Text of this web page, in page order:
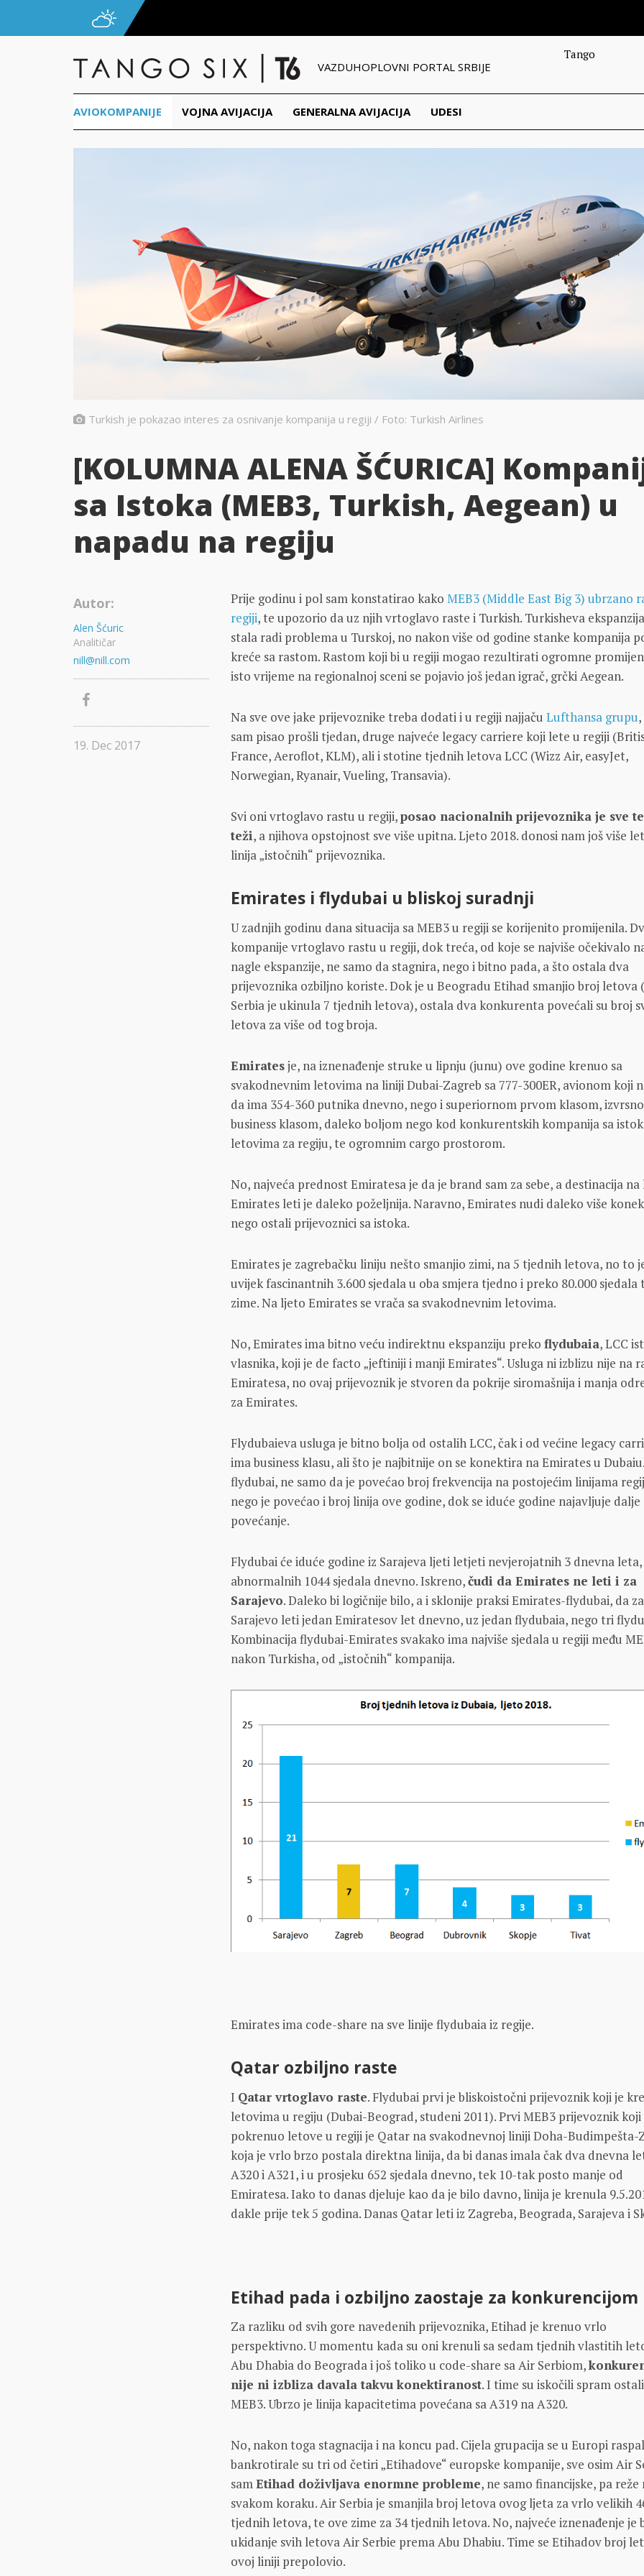
VAZDUHOPLOVNI PORTAL SRBIJE
Tango
AVIOKOMPANIJE VOJNA AVIJACIJA GENERALNA AVIJACIJA UDESI
Turkish je pokazao interes za osnivanje kompanija u regiji / Foto: Turkish Airlines
[KOLUMNA ALENA ŠĆURICA]
sa Istoka (MEB3, Turkish, Aegean) u
napadu na regiju
Prije godinu i pol sam konstatirao kakoMEB3 (Middle East Big 3) ubrzano
regiji, te upozorio da uz njih vrtoglavo raste i Turkish. Turkisheva
stala radi problema u Turskoj, no nakon više od godine stanke kompanija
kreće sa rastom. Rastom koji bi u regiji mogao rezultirati ogromne
isto vrijeme na regionalnoj sceni se pojavio još jedan igrač, grčki Aegean.
Na sve ove jake prijevoznike treba dodati i u regiji najjačuLufthansa grupu
sam pisao prošli tjedan, druge najveće legacy carriere koji lete u regiji
France, Aeroflot, KLM), ali i stotine tjednih letova LCC (Wizz Air, easyJet,
Norwegian, Ryanair, Vueling, Transavia).
Svi oni vrtoglavo rastu u regiji,posao nacionalnih prijevoznika je sve
teži, a njihova opstojnost sve više upitna. Ljeto 2018. donosi nam još više
linija „istočnih“ prijevoznika.
Emirates i flydubai u bliskoj suradnji
U zadnjih godinu dana situacija sa MEB3 u regiji se korijenito promijenila.
kompanije vrtoglavo rastu u regiji, dok treća, od koje se najviše očekivalo
nagle ekspanzije, ne samo da stagnira, nego i bitno pada, a što ostala dva
prijevoznika ozbiljno koriste. Dok je u Beogradu Etihad smanjio broj letova
Serbia je ukinula 7 tjednih letova), ostala dva konkurenta povećali su broj
letova za više od tog broja.
Emiratesje, na iznenađenje struke u lipnju (junu) ove godine krenuo sa
svakodnevnim letovima na liniji Dubai-Zagreb sa 777-300ER, avionom koji
da ima 354-360 putnika dnevno, nego i superiornom prvom klasom,
business klasom, daleko boljom nego kod konkurentskih kompanija sa
letovima za regiju, te ogromnim cargo prostorom.
No, najveća prednost Emiratesa je da je brand sam za sebe, a destinacija na
Emirates leti je daleko poželjnija. Naravno, Emirates nudi daleko više
nego ostali prijevoznici sa istoka.
Emirates je zagrebačku liniju nešto smanjio zimi, na 5 tjednih letova, no to
uvijek fascinantnih 3.600 sjedala u oba smjera tjedno i preko 80.000 sjedala
zime. Na ljeto Emirates se vrača sa svakodnevnim letovima.
No, Emirates ima bitno veću indirektnu ekspanziju prekoflydubaia, LCC
vlasnika, koji je de facto „jeftiniji i manji Emirates“. Usluga ni izblizu nije na
Emiratesa, no ovaj prijevoznik je stvoren da pokrije siromašnija i manja
za Emirates.
Flydubaieva usluga je bitno bolja od ostalih LCC, čak i od većine legacy
ima business klasu, ali što je najbitnije on se konektira na Emirates u
flydubai, ne samo da je povećao broj frekvencija na postojećim linijama
nego je povećao i broj linija ove godine, dok se iduće godine najavljuje dalje
povećanje.
Flydubai će iduće godine iz Sarajeva ljeti letjeti nevjerojatnih 3 dnevna leta,
abnormalnih 1044 sjedala dnevno. Iskreno,čudi da Emirates ne leti i za
Sarajevo. Daleko bi logičnije bilo, a i sklonije praksi Emirates-flydubai, da za
Sarajevo leti jedan Emiratesov let dnevno, uz jedan flydubaia, nego tri
Kombinacija flydubai-Emirates svakako ima najviše sjedala u regiji među
nakon Turkisha, od „istočnih“ kompanija.
Emirates ima code-share na sve linije flydubaia iz regije.
Qatar ozbiljno raste
I Qatar vrtoglavo raste. Flydubai prvi je bliskoistočni prijevoznik koji je
letovima u regiju (Dubai-Beograd, studeni 2011). Prvi MEB3 prijevoznik koji
pokrenuo letove u regiji je Qatar na svakodnevnoj liniji Doha-Budimpešta-
koja je vrlo brzo postala direktna linija, da bi danas imala čak dva dnevna
A320 i A321, i u prosjeku 652 sjedala dnevno, tek 10-tak posto manje od
Emiratesa. Iako to danas djeluje kao da je bilo davno, linija je krenula
dakle prije tek 5 godina. Danas Qatar leti iz Zagreba, Beograda, Sarajeva i
Etihad pada i ozbiljno zaostaje za konkurencijom
Za razliku od svih gore navedenih prijevoznika, Etihad je krenuo vrlo
perspektivno. U momentu kada su oni krenuli sa sedam tjednih vlastitih
Abu Dhabia do Beograda i još toliko u code-share sa Air Serbiom,
nije ni izbliza davala takvu konektiranost. I time su iskočili spram
MEB3. Ubrzo je linija kapacitetima povećana sa A319 na A320.
No, nakon toga stagnacija i na koncu pad. Cijela grupacija se u Europi
bankrotirale su tri od četiri „Etihadove“ europske kompanije, sve osim Air
samEtihad doživljava enormne probleme, ne samo financijske, pa reže
svakom koraku. Air Serbia je smanjila broj letova ovog ljeta za vrlo velikih
tjednih letova, te ove zime za 34 tjednih letova. No, najveće iznenađenje je
ukidanje svih letova Air Serbie prema Abu Dhabiu. Time se Etihadov broj
ovoj liniji prepolovio.
Autor:
Alen Šćuric
Analitičar
nill@nill.com
19. Dec 2017